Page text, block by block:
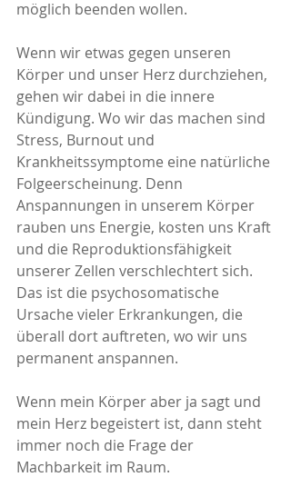
möglich beenden wollen.
Wenn wir etwas gegen unseren
Körper und unser Herz durchziehen,
gehen wir dabei in die innere
Kündigung. Wo wir das machen sind
Stress, Burnout und
Krankheitssymptome eine natürliche
Folgeerscheinung. Denn
Anspannungen in unserem Körper
rauben uns Energie, kosten uns Kraft
und die Reproduktionsfähigkeit
unserer Zellen verschlechtert sich.
Das ist die psychosomatische
Ursache vieler Erkrankungen, die
überall dort auftreten, wo wir uns
permanent anspannen.
Wenn mein Körper aber ja sagt und
mein Herz begeistert ist, dann steht
immer noch die Frage der
Machbarkeit im Raum.